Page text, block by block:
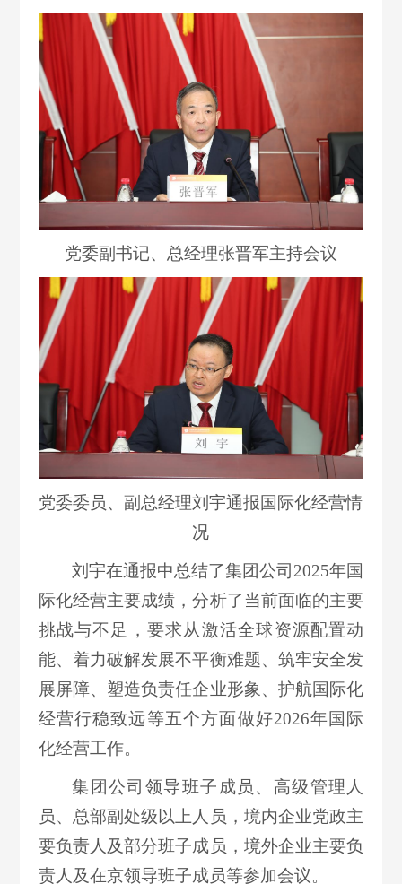
党委副书记、总经理张晋军主持会议
党委委员、副总经理刘宇通报国际化经营情
况
刘宇在通报中总结了集团公司2025年国
际化经营主要成绩，分析了当前面临的主要
挑战与不足，要求从激活全球资源配置动
能、着力破解发展不平衡难题、筑牢安全发
展屏障、塑造负责任企业形象、护航国际化
经营行稳致远等五个方面做好2026年国际
化经营工作。
集团公司领导班子成员、高级管理人
员、总部副处级以上人员，境内企业党政主
要负责人及部分班子成员，境外企业主要负
责人及在京领导班子成员等参加会议。